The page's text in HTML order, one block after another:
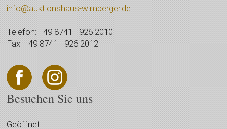
info@auktionshaus-wimberger.de
Telefon: +49 8741 - 926 2010
Fax: +49 8741 - 926 2012
Besuchen Sie uns
Geöffnet